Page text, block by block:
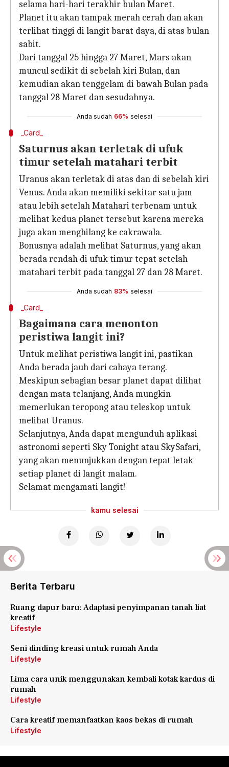
selama hari-hari terakhir bulan Maret.
Planet itu akan tampak merah cerah dan akan
terlihat tinggi di langit barat daya, di atas bulan
sabit.
Dari tanggal 25 hingga 27 Maret, Mars akan
muncul sedikit di sebelah kiri Bulan, dan
kemudian akan tenggelam di bawah Bulan pada
tanggal 28 Maret dan sesudahnya.
Anda sudah 66% selesai
_Card_
Saturnus akan terletak di ufuk
timur setelah matahari terbit
Uranus akan terletak di atas dan di sebelah kiri
Venus. Anda akan memiliki sekitar satu jam
atau lebih setelah Matahari terbenam untuk
melihat kedua planet tersebut karena mereka
juga akan menghilang ke cakrawala.
Bonusnya adalah melihat Saturnus, yang akan
berada rendah di ufuk timur tepat setelah
matahari terbit pada tanggal 27 dan 28 Maret.
Anda sudah 83% selesai
_Card_
Bagaimana cara menonton
peristiwa langit ini?
Untuk melihat peristiwa langit ini, pastikan
Anda berada jauh dari cahaya terang.
Meskipun sebagian besar planet dapat dilihat
dengan mata telanjang, Anda mungkin
memerlukan teropong atau teleskop untuk
melihat Uranus.
Selanjutnya, Anda dapat mengunduh aplikasi
astronomi seperti Sky Tonight atau SkySafari,
yang akan menunjukkan dengan tepat letak
setiap planet di langit malam.
Selamat mengamati langit!
kamu selesai
Berita Terbaru
Ruang dapur baru: Adaptasi penyimpanan tanah liat
kreatif
Lifestyle
Seni dinding kreasi untuk rumah Anda
Lifestyle
Lima cara unik menggunakan kembali kotak kardus di
rumah
Lifestyle
Cara kreatif memanfaatkan kaos bekas di rumah
Lifestyle